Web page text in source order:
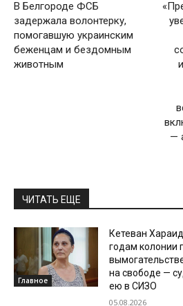
В Белгороде ФСБ
задержала волонтерку,
помогавшую украинским
беженцам и бездомным
животным
—
ЧИТАТЬ ЕЩЕ
Главное
Кетеван
годам колонии
на свободе —
ею в СИЗО
05.08.2026